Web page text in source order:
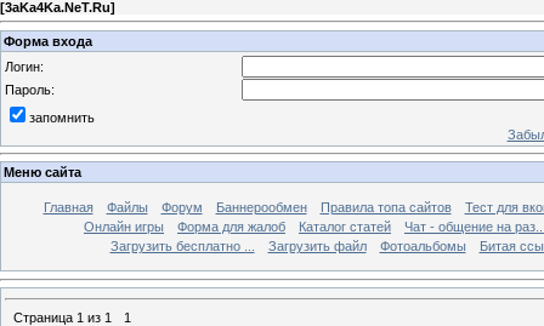
[3aKa4Ka.NeT.Ru]
Форма входа
Логин:
Пароль:
запомнить
Меню сайта
Главная Файлы Форум Баннерообмен Правила топа сайтов
Тест для
Онлайн игры
Форма для жалоб Каталог статей
Чат - общение на
Загрузить бесплатно ...
Загрузить файл Фотоальбомы Битая
Страница 1 из 1
1